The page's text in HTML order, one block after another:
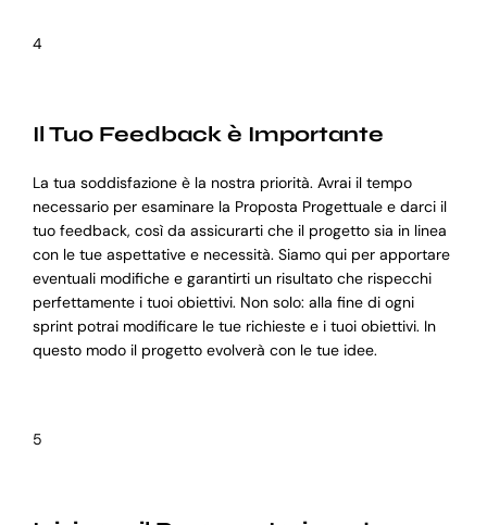
4
Il Tuo Feedback è Importante
La tua soddisfazione è la nostra priorità. Avrai il tempo
necessario per esaminare la Proposta Progettuale e darci il
tuo feedback, così da assicurarti che il progetto sia in linea
con le tue aspettative e necessità. Siamo qui per apportare
eventuali modifiche e garantirti un risultato che rispecchi
perfettamente i tuoi obiettivi. Non solo: alla fine di ogni
sprint potrai modificare le tue richieste e i tuoi obiettivi. In
questo modo il progetto evolverà con le tue idee.
5